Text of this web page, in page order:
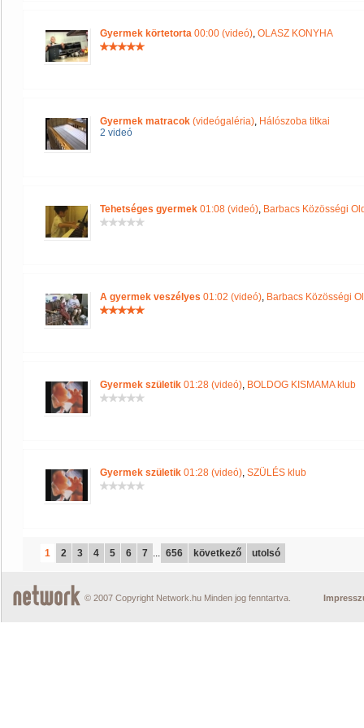
Gyermek körtetorta 00:00 (videó), OLASZ KONYHA
Gyermek matracok (videógaléria), Hálószoba titkai
2 videó
Tehetséges gyermek 01:08 (videó), Barbacs Közösségi
A gyermek veszélyes 01:02 (videó), Barbacs Közösségi
Gyermek születik 01:28 (videó), BOLDOG KISMAMA klub
Gyermek születik 01:28 (videó), SZÜLÉS klub
1 2 3 4 5 6 7 ... 656 következő utolsó
© 2007 Copyright Network.hu Minden jog fenntartva.